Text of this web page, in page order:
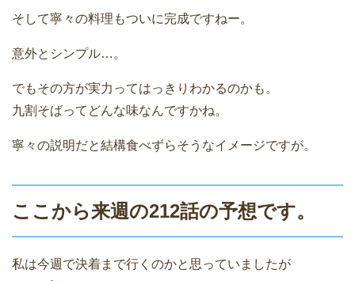
そして寧々の料理もついに完成ですねー。
意外とシンプル…。
でもその方が実力ってはっきりわかるのかも。
九割そばってどんな味なんですかね。
寧々の説明だと結構食べずらそうなイメージですが。
ここから来週の212話の予想です。
私は今週で決着まで行くのかと思っていましたが